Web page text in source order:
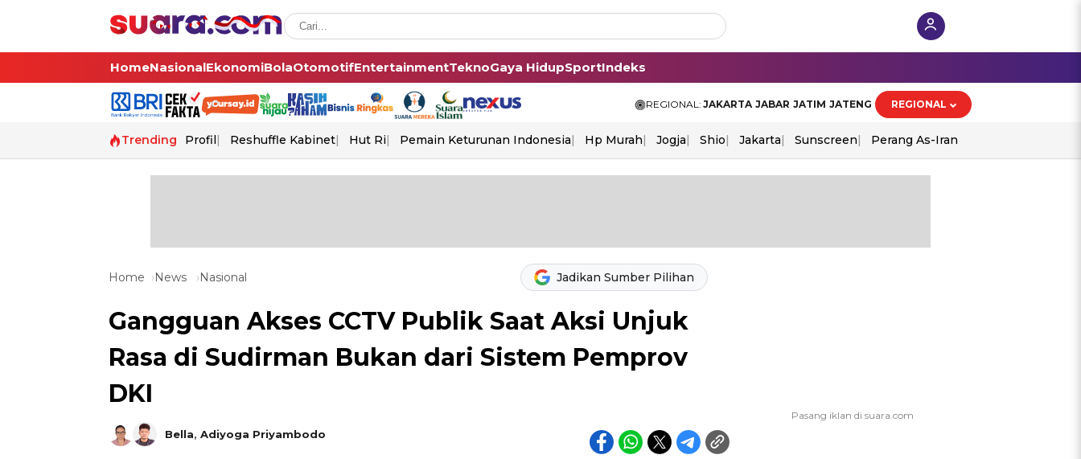
HomeNasionalEkonomiBolaOtomotifEntertainmentTeknoGaya HidupSportIndeks
REGIONAL: JAKARTA JABAR JATIM JATENG REGIONAL
Trending Profil Reshuffle Kabinet Hut Ri Pemain Keturunan Indonesia Hp Murah Jogja Shio Jakarta Sunscreen Perang As-Iran
Home News Nasional Jadikan Sumber Pilihan
Gangguan Akses CCTV Publik Saat Aksi Unjuk
Rasa di Sudirman Bukan dari Sistem Pemprov
DKI
Bella, Adiyoga Priyambodo